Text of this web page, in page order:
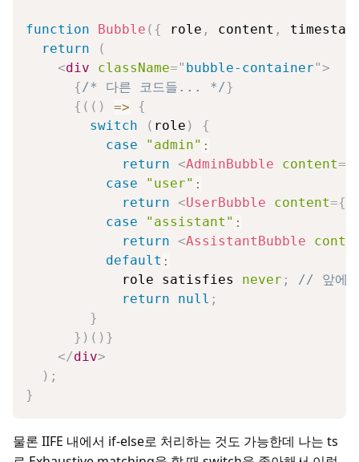
function Bubble ( { role , content ,
return
(
<div className=" bubble-container">
{/* 다른 코드들... */}
{ ( ( ) =>
{
switch
( role )
{
case
"admin" :
return
<AdminBubble content=
case
"user" :
return
<UserBubble content={
case
"assistant" :
return
<AssistantBubble
default :
            role satisfies
never ;
// 앞에
return
null ;
}
} ) ( ) }
</div>
) ;
}
물론 IIFE 내에서 if-else로 처리하는 것도 가능한데 나는 ts